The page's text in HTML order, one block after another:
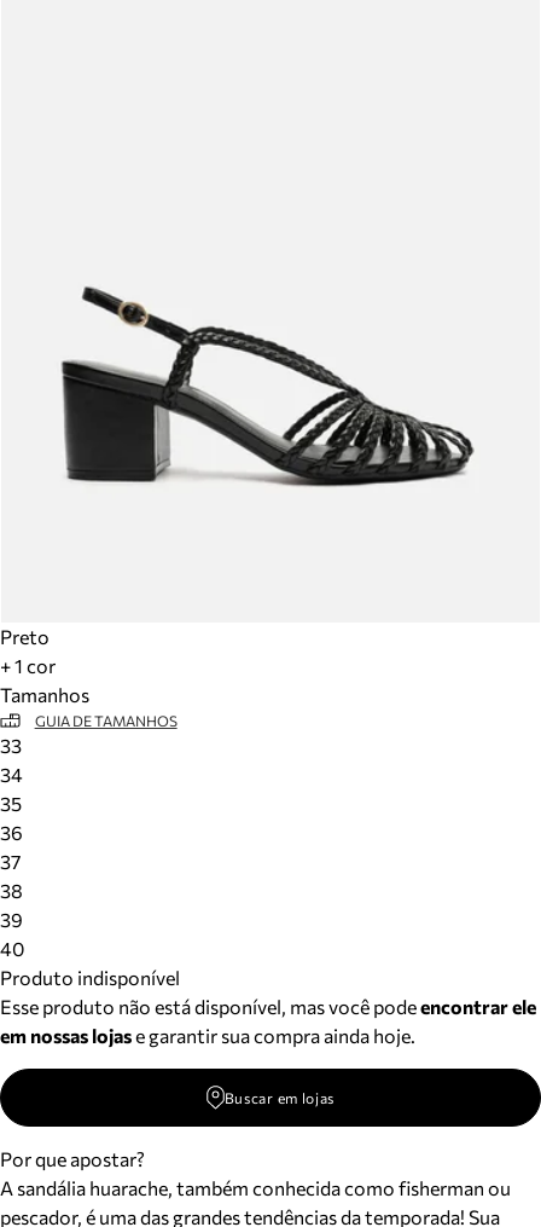
Preto
+ 1 cor
Tamanhos
GUIA DE TAMANHOS
33
34
35
36
37
38
39
40
Produto indisponível
Esse produto não está disponível, mas você podeencontrar ele
em nossas lojase garantir sua compra ainda hoje.
Buscar em lojas
Por que apostar?
A sandália huarache, também conhecida como fisherman ou
pescador, é uma das grandes tendências da temporada! Sua